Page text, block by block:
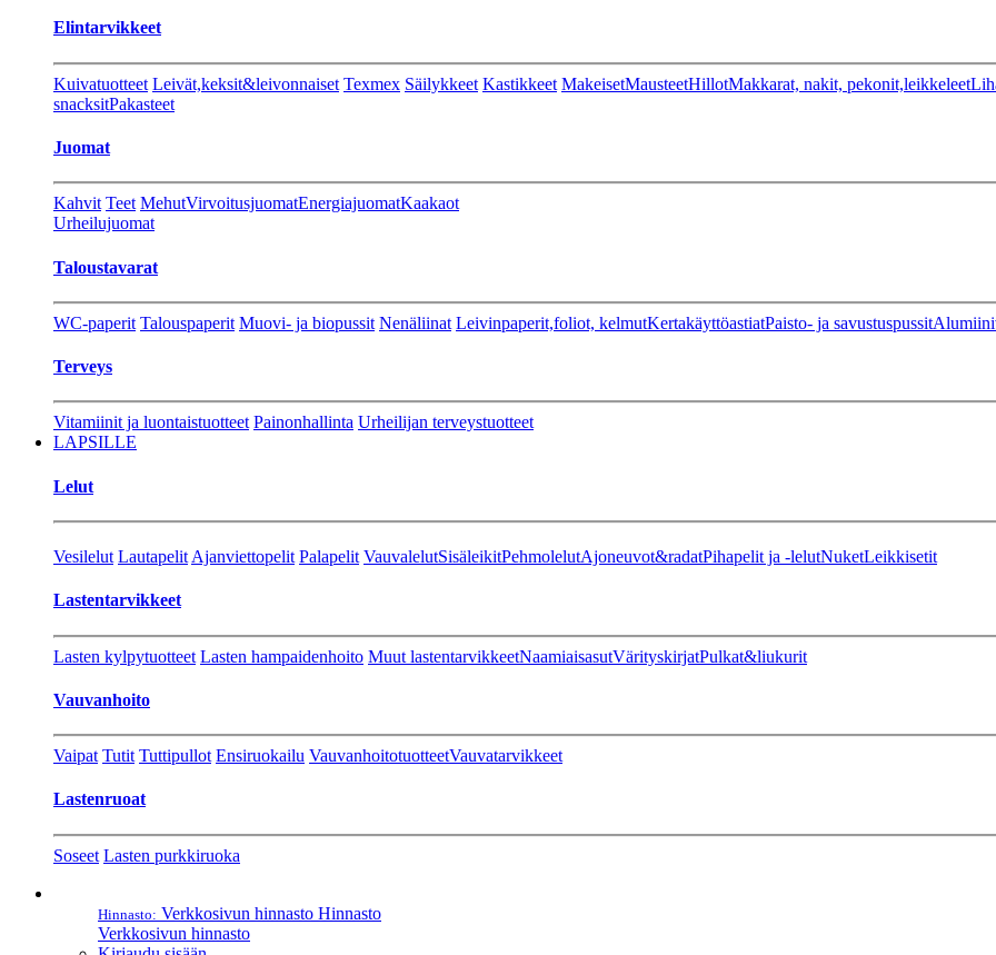
Elintarvikkeet
Kuivatuotteet Leivät,keksit&leivonnaiset Texmex Säilykkeet Kastikkeet MakeisetMausteetHillotMakkarat, nakit, pekonit,leikkeleet
snacksitPakasteet
Juomat
Kahvit Teet MehutVirvoitusjuomatEnergiajuomatKaakaot
Urheilujuomat
Taloustavarat
WC-paperit Talouspaperit Muovi- ja biopussit Nenäliinat Leivinpaperit,foliot, kelmutKertakäyttöastiatPaisto- ja savustuspussit
Terveys
Vitamiinit ja luontaistuotteet Painonhallinta Urheilijan terveystuotteet
LAPSILLE
Lelut
Vesilelut Lautapelit Ajanviettopelit Palapelit VauvalelutSisäleikitPehmolelutAjoneuvot&radatPihapelit ja -lelutNuketLeikkisetit
Lastentarvikkeet
Lasten kylpytuotteet Lasten hampaidenhoito Muut lastentarvikkeetNaamiaisasutVärityskirjatPulkat&liukurit
Vauvanhoito
Vaipat Tutit Tuttipullot Ensiruokailu VauvanhoitotuotteetVauvatarvikkeet
Lastenruoat
Soseet Lasten purkkiruoka
Hinnasto: Verkkosivun hinnasto Hinnasto
Verkkosivun hinnasto